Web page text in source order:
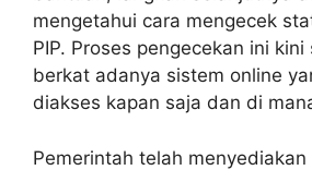
mengetahui cara mengecek
PIP. Proses pengecekan ini
berkat adanya sistem online
diakses kapan saja dan di
Pemerintah telah